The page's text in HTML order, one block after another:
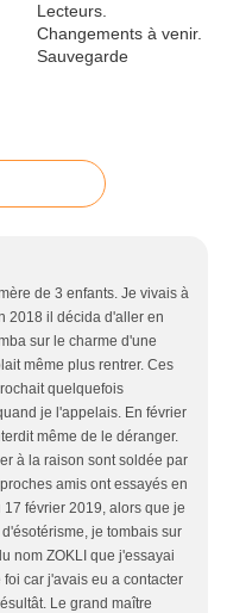
de 3 enfants. Je vivais à
2018 il décida d'aller en
sur le charme d'une
même plus rentrer. Ces
quelquefois
je l'appelais. En février
même de le déranger.
à la raison sont soldée par
amis ont essayés en
février 2019, alors que je
je tombais sur
nom ZOKLI que j'essayai
car j'avais eu a contacter
Le grand maître